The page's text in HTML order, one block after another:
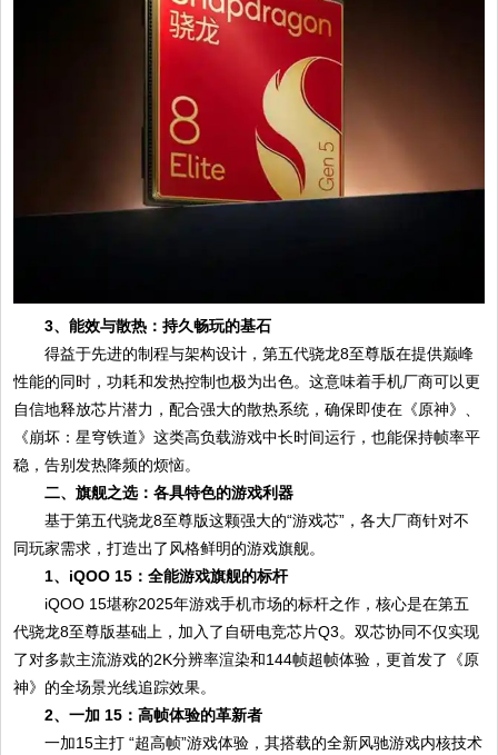
3、能效与散热：持久畅玩的基石
得益于先进的制程与架构设计，第五代骁龙8至尊版在提供巅峰
性能的同时，功耗和发热控制也极为出色。这意味着手机厂商可以更
自信地释放芯片潜力，配合强大的散热系统，确保即使在《原神》、
《崩坏：星穹铁道》这类高负载游戏中长时间运行，也能保持帧率平
稳，告别发热降频的烦恼。
二、旗舰之选：各具特色的游戏利器
基于第五代骁龙8至尊版这颗强大的“游戏芯”，各大厂商针对不
同玩家需求，打造出了风格鲜明的游戏旗舰。
1、iQOO 15：全能游戏旗舰的标杆
iQOO 15堪称2025年游戏手机市场的标杆之作，核心是在第五
代骁龙8至尊版基础上，加入了自研电竞芯片Q3。双芯协同不仅实现
了对多款主流游戏的2K分辨率渲染和144帧超帧体验，更首发了《原
神》的全场景光线追踪效果。
2、一加 15：高帧体验的革新者
一加15主打 “超高帧”游戏体验，其搭载的全新风驰游戏内核技术